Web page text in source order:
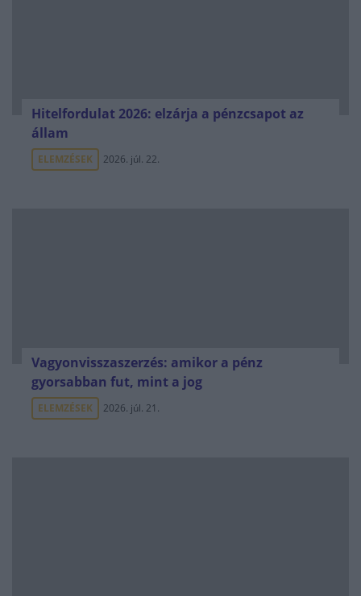
Hitelfordulat 2026: elzárja a pénzcsapot az
állam
ELEMZÉSEK 2026. júl. 22.
Vagyonvisszaszerzés: amikor a pénz
gyorsabban fut, mint a jog
ELEMZÉSEK 2026. júl. 21.